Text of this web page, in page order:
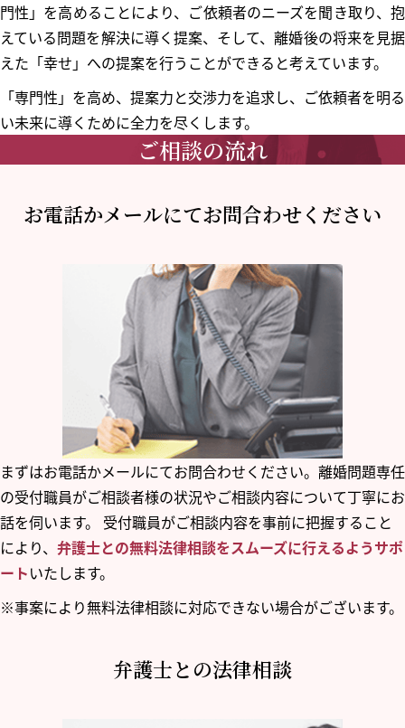
門性」を高めることにより、ご依頼者のニーズを聞き取り、抱
えている問題を解決に導く提案、そして、離婚後の将来を見据
えた「幸せ」への提案を行うことができると考えています。
「専門性」を高め、提案力と交渉力を追求し、ご依頼者を明る
い未来に導くために全力を尽くします。
ご相談の流れ
お電話かメールにてお問合わせください
まずはお電話かメールにてお問合わせください。離婚問題専任
の受付職員がご相談者様の状況やご相談内容について丁寧にお
話を伺います。 受付職員がご相談内容を事前に把握すること
により、 弁護士との無料法律相談をスムーズに行えるようサポ
ートいたします。
※事案により無料法律相談に対応できない場合がございます。
弁護士との法律相談